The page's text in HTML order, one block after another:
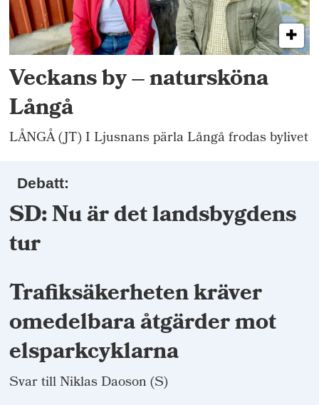
Veckans by – natursköna
Långå
LÅNGÅ (JT) I Ljusnans pärla Långå frodas bylivet
Debatt:
SD: Nu är det landsbygdens
tur
Trafiksäkerheten kräver
omedelbara åtgärder mot
elsparkcyklarna
Svar till Niklas Daoson (S)